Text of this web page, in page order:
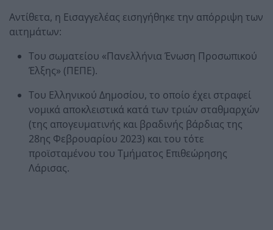
Αντίθετα, η Εισαγγελέας εισηγήθηκε την απόρριψη των
αιτημάτων:
Του σωματείου «Πανελλήνια Ένωση Προσωπικού
Έλξης» (ΠΕΠΕ).
Του Ελληνικού Δημοσίου, το οποίο έχει στραφεί
νομικά αποκλειστικά κατά των τριών σταθμαρχών
(της απογευματινής και βραδινής βάρδιας της
28ης Φεβρουαρίου 2023) και του τότε
προϊσταμένου του Τμήματος Επιθεώρησης
Λάρισας.